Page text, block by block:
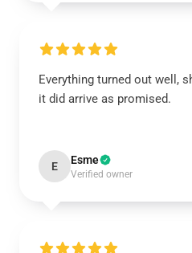
Everything turned out well,
it did arrive as promised.
E Esme
Verified owner